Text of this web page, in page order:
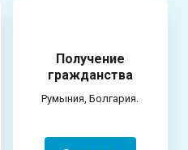
Получение
гражданства
Румыния, Болгария.